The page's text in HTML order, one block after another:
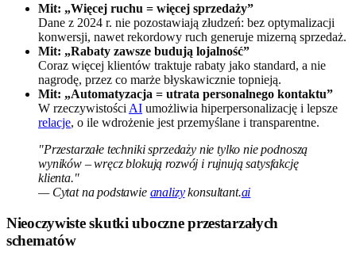
Mit: „Więcej ruchu = więcej sprzedaży”
Dane z 2024 r. nie pozostawiają złudzeń: bez optymalizacji
konwersji, nawet rekordowy ruch generuje mizerną sprzedaż.
Mit: „Rabaty zawsze budują lojalność”
Coraz więcej klientów traktuje rabaty jako standard, a nie
nagrodę, przez co marże błyskawicznie topnieją.
Mit: „Automatyzacja = utrata personalnego kontaktu”
W rzeczywistości AI umożliwia hiperpersonalizację i lepsze
relacje, o ile wdrożenie jest przemyślane i transparentne.
"Przestarzałe techniki sprzedaży nie tylko nie podnoszą
wyników – wręcz blokują rozwój i rujnują satysfakcję
klienta."
— Cytat na podstawie analizykonsultant.ai
Nieoczywiste skutki uboczne przestarzałych
schematów